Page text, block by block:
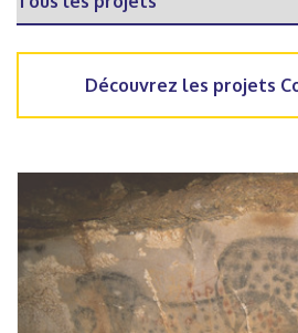
Découvrez les projets